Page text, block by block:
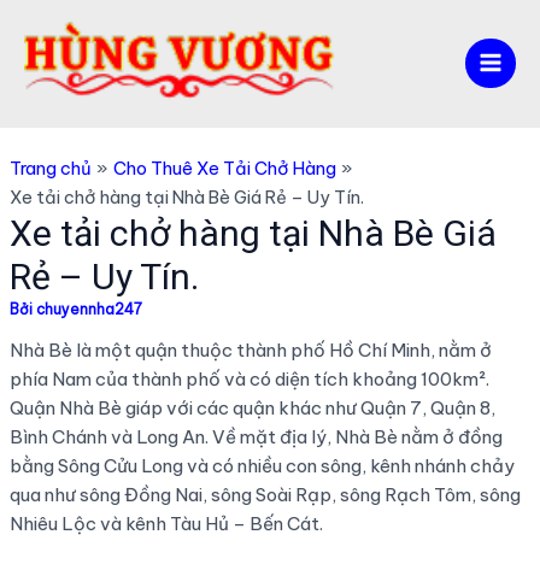
Main
Trang chủ
Cho Thuê Xe Tải Chở Hàng
Xe tải chở hàng tại Nhà Bè Giá Rẻ – Uy Tín.
Xe tải chở hàng tại Nhà Bè Giá
Rẻ – Uy Tín.
Bởi chuyennha247
Nhà Bè là một quận thuộc thành phố Hồ Chí Minh, nằm ở
phía Nam của thành phố và có diện tích khoảng 100km².
Quận Nhà Bè giáp với các quận khác như Quận 7, Quận 8,
Bình Chánh và Long An. Về mặt địa lý, Nhà Bè nằm ở đồng
bằng Sông Cửu Long và có nhiều con sông, kênh nhánh chảy
qua như sông Đồng Nai, sông Soài Rạp, sông Rạch Tôm, sông
Nhiêu Lộc và kênh Tàu Hủ – Bến Cát.